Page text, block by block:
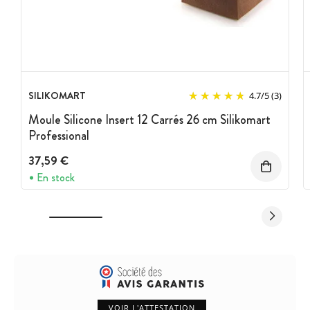
SILIKOMART 4.7/5(3)
Moule Silicone Insert 12 Carrés 26 cm Silikomart
Professional
37,59 €
En stock
VOIR L'ATTESTATION